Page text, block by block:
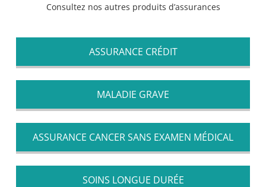
Consultez nos autres produits d’assurances
ASSURANCE CRÉDIT
MALADIE GRAVE
ASSURANCE CANCER SANS EXAMEN MÉDICAL
SOINS LONGUE DURÉE